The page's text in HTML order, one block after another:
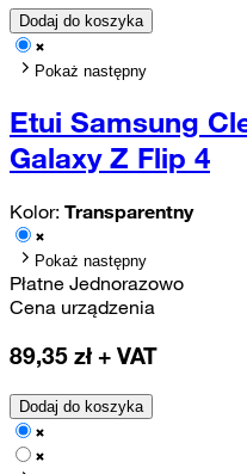
Dodaj do koszyka
Pokaż następny
Etui Samsung
Galaxy Z Flip 4
Kolor: Transparentny
Pokaż następny
Płatne Jednorazowo
Cena urządzenia
89,35 zł + VAT
Dodaj do koszyka